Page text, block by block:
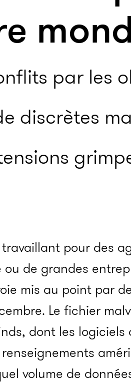
par les
discrètes
pour des
de grandes
mis au point par
Le fichier
dont les
renseignements
volume de